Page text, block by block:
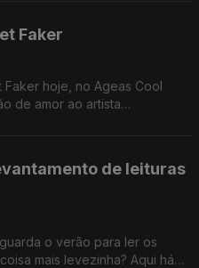
Faker
hoje, no Ageas Cool
de amor ao artista
de leituras
o verão para ler os
mais levezinha? Aqui há